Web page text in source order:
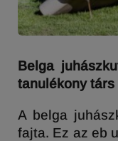
Belga
tanulékony társ
A belga
fajta. Ez az eb